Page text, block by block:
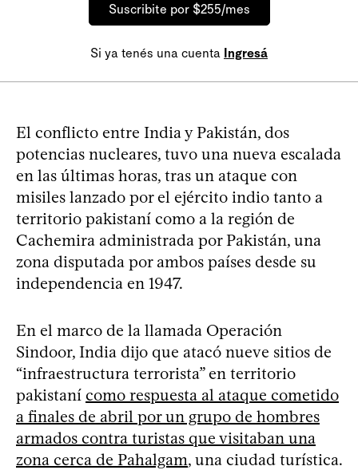
Suscribite por $255/mes
Si ya tenés una cuenta Ingresá
El conflicto entre India y Pakistán, dos
potencias nucleares, tuvo una nueva escalada
en las últimas horas, tras un ataque con
misiles lanzado por el ejército indio tanto a
territorio pakistaní como a la región de
Cachemira administrada por Pakistán, una
zona disputada por ambos países desde su
independencia en 1947.
En el marco de la llamada Operación
Sindoor, India dijo que atacó nueve sitios de
“infraestructura terrorista” en territorio
pakistaní como respuesta al ataque cometido
a finales de abril por un grupo de hombres
armados contra turistas que visitaban una
zona cerca de Pahalgam, una ciudad turística.